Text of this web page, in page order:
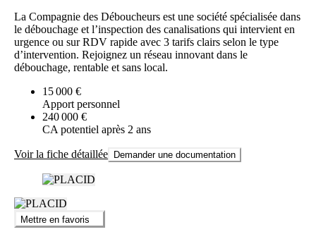
La Compagnie des Déboucheurs est une société spécialisée dans
le débouchage et l’inspection des canalisations qui intervient en
urgence ou sur RDV rapide avec 3 tarifs clairs selon le type
d’intervention. Rejoignez un réseau innovant dans le
débouchage, rentable et sans local.
15 000 €
Apport personnel
240 000 €
CA potentiel après 2 ans
Voir la fiche détaillée Demander une documentation
Mettre en favoris